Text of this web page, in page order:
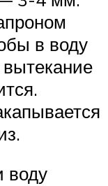
в воду
воду